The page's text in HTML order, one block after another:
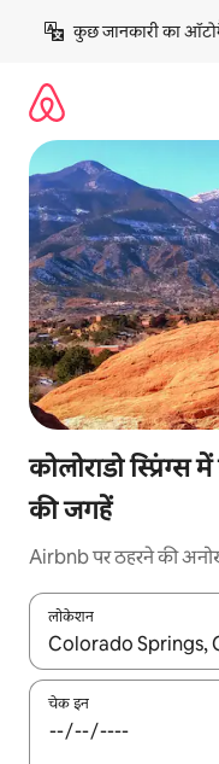
छोड़कर
कॉन्टेंट
कुछ जानकारी का
कोलोराडो स्प्रिंग्स
की जगहें
Airbnb पर ठहरने की
लोकेशन
नतीजों के उपलब्ध होने
चेक इन